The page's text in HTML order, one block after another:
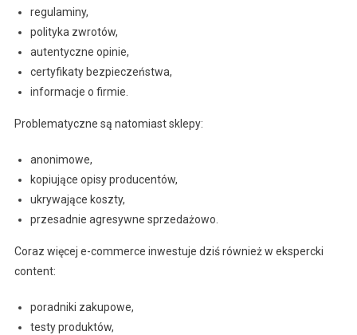
regulaminy,
polityka zwrotów,
autentyczne opinie,
certyfikaty bezpieczeństwa,
informacje o firmie.
Problematyczne są natomiast sklepy:
anonimowe,
kopiujące opisy producentów,
ukrywające koszty,
przesadnie agresywne sprzedażowo.
Coraz więcej e-commerce inwestuje dziś również w ekspercki
content:
poradniki zakupowe,
testy produktów,